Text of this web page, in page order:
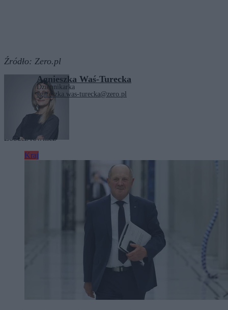
Źródło: Zero.pl
Agnieszka Waś-Turecka
Dziennikarka
agnieszka.was-turecka@zero.pl
Tagi:
Zobacz również
Kraj